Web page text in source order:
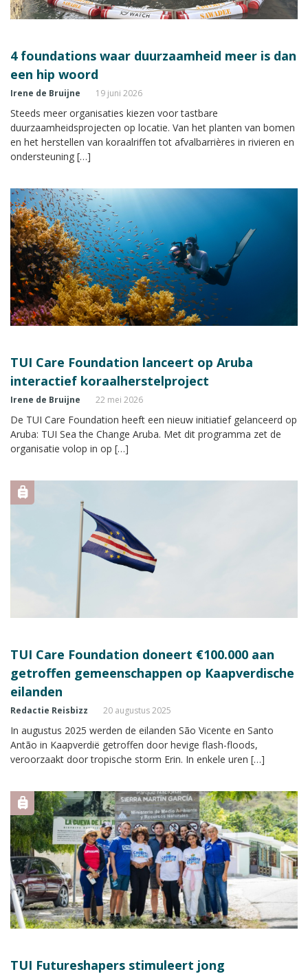
4 foundations waar duurzaamheid meer is dan
een hip woord
Irene de Bruijne 19 juni 2026
Steeds meer organisaties kiezen voor tastbare
duurzaamheidsprojecten op locatie. Van het planten van bomen
en het herstellen van koraalriffen tot afvalbarrières in rivieren en
ondersteuning […]
TUI Care Foundation lanceert op Aruba
interactief koraalherstelproject
Irene de Bruijne 22 mei 2026
De TUI Care Foundation heeft een nieuw initiatief gelanceerd op
Aruba: TUI Sea the Change Aruba. Met dit programma zet de
organisatie volop in op […]
TUI Care Foundation doneert €100.000 aan
getroffen gemeenschappen op Kaapverdische
eilanden
Redactie Reisbizz 20 augustus 2025
In augustus 2025 werden de eilanden São Vicente en Santo
Antão in Kaapverdië getroffen door hevige flash-floods,
veroorzaakt door tropische storm Erin. In enkele uren […]
TUI Futureshapers stimuleert jong